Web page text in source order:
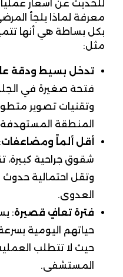
للحديث عن اسعار
معرفة لماذا يلجأ
بكل بساطة هي أنها
مثل:
تدخل بسيط ودقة
فتحة صغيرة في
وتقنيات تصوير
المنطقة المستهدفة
أقل ألماً ومضاعفات
شقوق جراحية كبيرة،
وتقل احتمالية
العدوى.
فترة تعافٍ قصيرة:
حياتهم اليومية بسرعة
حيث لا تتطلب
المستشفى.